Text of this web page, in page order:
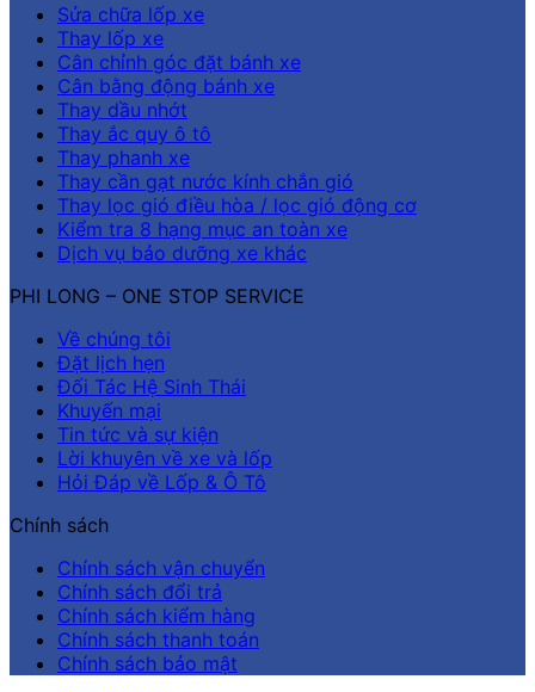
Sửa chữa lốp xe
Thay lốp xe
Cân chỉnh góc đặt bánh xe
Cân bằng động bánh xe
Thay dầu nhớt
Thay ắc quy ô tô
Thay phanh xe
Thay cần gạt nước kính chắn gió
Thay lọc gió điều hòa / lọc gió động cơ
Kiểm tra 8 hạng mục an toàn xe
Dịch vụ bảo dưỡng xe khác
PHI LONG – ONE STOP SERVICE
Về chúng tôi
Đặt lịch hẹn
Đối Tác Hệ Sinh Thái
Khuyến mại
Tin tức và sự kiện
Lời khuyên về xe và lốp
Hỏi Đáp về Lốp & Ô Tô
Chính sách
Chính sách vận chuyển
Chính sách đổi trả
Chính sách kiểm hàng
Chính sách thanh toán
Chính sách bảo mật